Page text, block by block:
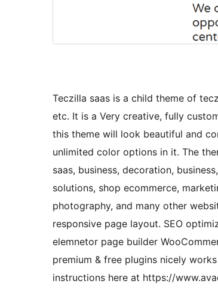
Teczilla saas is a child theme of
etc. It is a Very creative, fully
this theme will look beautiful and
unlimited color options in it. The
saas, business, decoration,
solutions, shop ecommerce,
photography, and many other
responsive page layout. SEO
elemnetor page builder
premium & free plugins nicely
instructions here at https://